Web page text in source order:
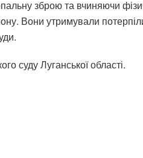
зброю та вчиняючи
Вони утримували
суду Луганської області.